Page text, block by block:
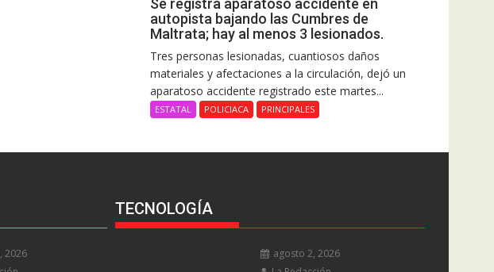
Se registra aparatoso accidente en
autopista bajando las Cumbres de
Maltrata; hay al menos 3 lesionados.
Tres personas lesionadas, cuantiosos daños
materiales y afectaciones a la circulación, dejó un
aparatoso accidente registrado este martes...
ESTATAL POLICIACA PRINCIPALES
2026
TECNOLOGÍA
agosto 2, 2026